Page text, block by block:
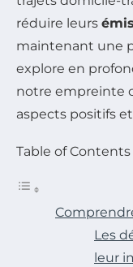
réduire leurs
maintenant une
explore en
notre empreinte
aspects positifs
Table of Contents
Les
leur